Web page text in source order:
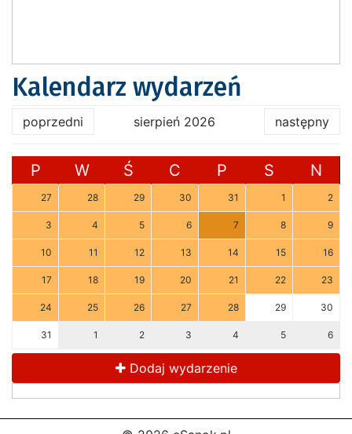
Kalendarz wydarzeń
poprzedni sierpień 2026 następny
P W Ś C P S N
27 28 29 30 31 1 2
3 4 5 6 7 8 9
10 11 12 13 14 15 16
17 18 19 20 21 22 23
24 25 26 27 28 29 30
31 1 2 3 4 5 6
Dodaj wydarzenie